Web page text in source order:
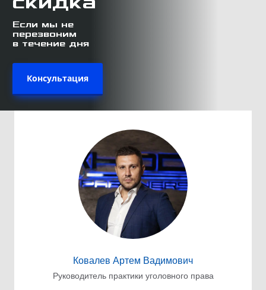
Ковалев Артем Вадимович
Руководитель практики уголовного права
Если мы не
перезвоним
в течение дня
Консультация